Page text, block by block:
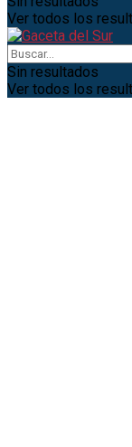
Ver todos los
Sin resultados
Ver todos los